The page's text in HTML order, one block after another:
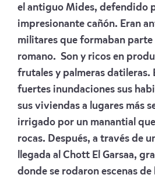
el antiguo Mides, defendido
impresionante cañón. Eran
militares que formaban parte
romano. Son y ricos en
frutales y palmeras datileras.
fuertes inundaciones sus
sus viviendas a lugares más
irrigado por un manantial
rocas. Después, a través de
llegada al Chott El Garsaa,
donde se rodaron escenas de